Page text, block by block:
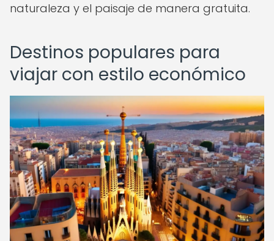
naturaleza y el paisaje de manera gratuita.
Destinos populares para
viajar con estilo económico